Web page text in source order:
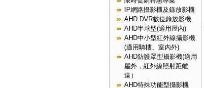
IP網路攝影機及錄放影機
AHD DVR數位錄放影機
AHD半球型(適用屋內)
AHD中小型紅外線攝影機
(適用騎樓、室內外)
AHD防護罩型攝影機(適用
屋外，紅外線照射距離
遠）
AHD特殊功能型攝影機